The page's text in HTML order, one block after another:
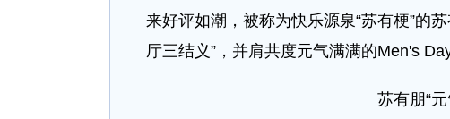
来好评如潮，被称为快乐源泉“苏有梗”的
厅三结义”，并肩共度元气满满的Men's Day
苏有朋“